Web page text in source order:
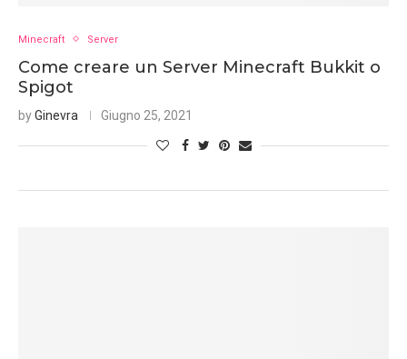
Minecraft Server
Come creare un Server Minecraft Bukkit o
Spigot
byGinevra Giugno 25, 2021